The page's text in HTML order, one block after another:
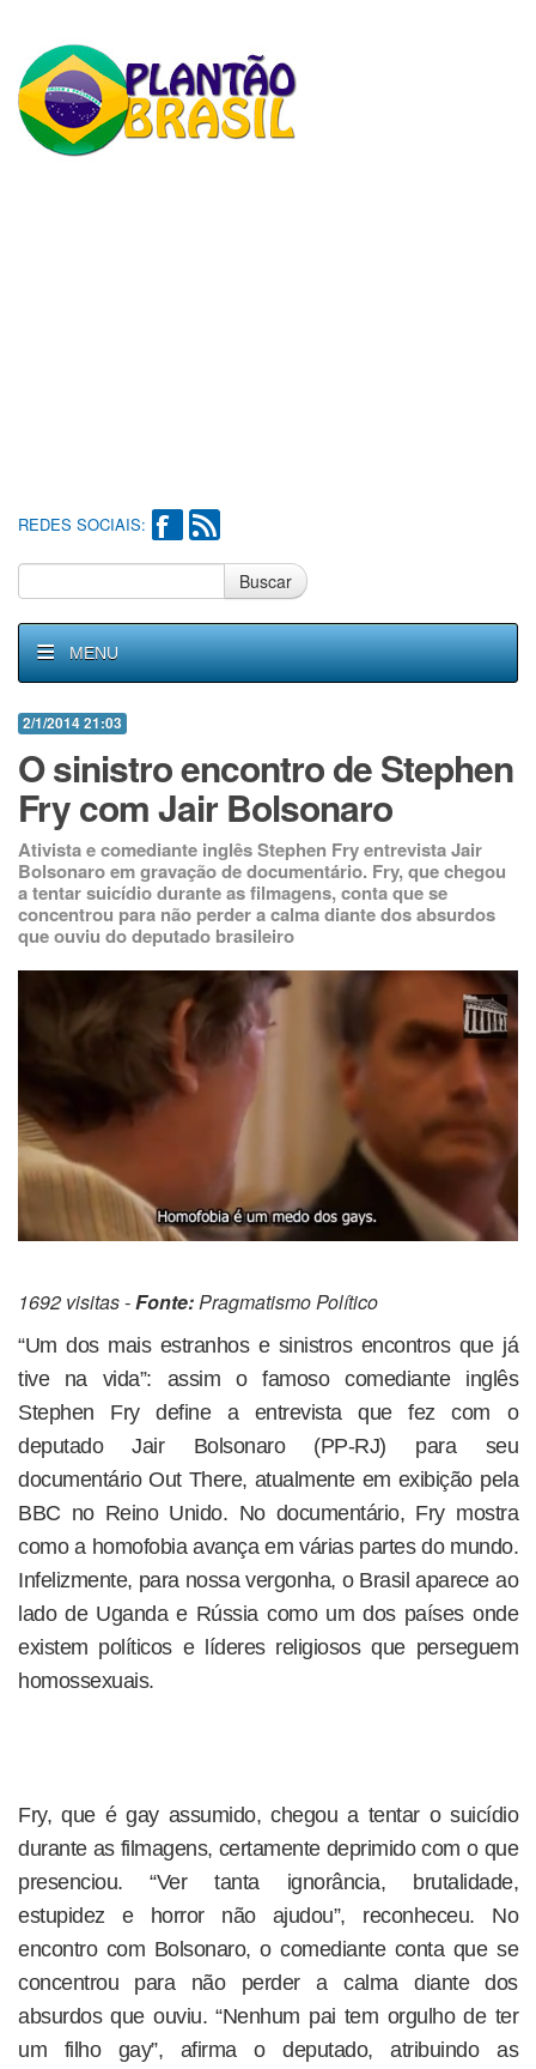
REDES SOCIAIS:
Buscar
MENU
2/1/2014 21:03
O sinistro encontro de Stephen
Fry com Jair Bolsonaro
Ativista e comediante inglês Stephen Fry entrevista Jair
Bolsonaro em gravação de documentário. Fry, que chegou
a tentar suicídio durante as filmagens, conta que se
concentrou para não perder a calma diante dos absurdos
que ouviu do deputado brasileiro
1692 visitas -Fonte:Pragmatismo Político
“Um dos mais estranhos e sinistros encontros que já
tive na vida”: assim o famoso comediante inglês
Stephen Fry define a entrevista que fez com o
deputado Jair Bolsonaro (PP-RJ) para seu
documentário Out There, atualmente em exibição pela
BBC no Reino Unido. No documentário, Fry mostra
como a homofobia avança em várias partes do mundo.
Infelizmente, para nossa vergonha, o Brasil aparece ao
lado de Uganda e Rússia como um dos países onde
existem políticos e líderes religiosos que perseguem
homossexuais.
Fry, que é gay assumido, chegou a tentar o suicídio
durante as filmagens, certamente deprimido com o que
presenciou. “Ver tanta ignorância, brutalidade,
estupidez e horror não ajudou”, reconheceu. No
encontro com Bolsonaro, o comediante conta que se
concentrou para não perder a calma diante dos
absurdos que ouviu. “Nenhum pai tem orgulho de ter
um filho gay”, afirma o deputado, atribuindo as